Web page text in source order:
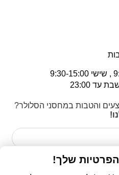
והטבות במחסני הסלולר?
הפרטיותואני מסכים/ה
יצירת קשר ומענה לפנייה שלי.
23:00
שלך!